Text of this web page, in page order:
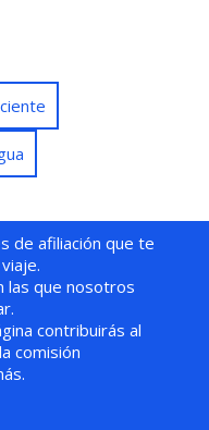
de afiliación que te
las que nosotros
contribuirás al
comisión